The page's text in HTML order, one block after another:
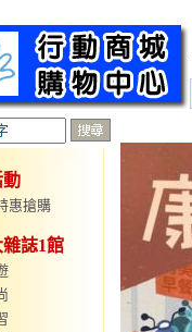
動
惠搶購
雜誌1館